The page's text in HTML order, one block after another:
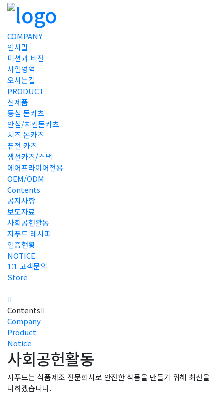
COMPANY
인사말
미션과 비전
사업영역
오시는길
PRODUCT
신제품
등심 돈카츠
안심/치킨돈카츠
치즈 돈카츠
퓨전 카츠
생선카츠/스낵
에어프라이어전용
OEM/ODM
Contents
공지사항
보도자료
사회공헌활동
지푸드 레시피
인증현황
NOTICE
1:1 고객문의
Store
Contents
Company
Product
Notice
사회공헌활동
지푸드는 식품제조 전문회사로 안전한 식품을 만들기 위해 최선을
다하겠습니다.